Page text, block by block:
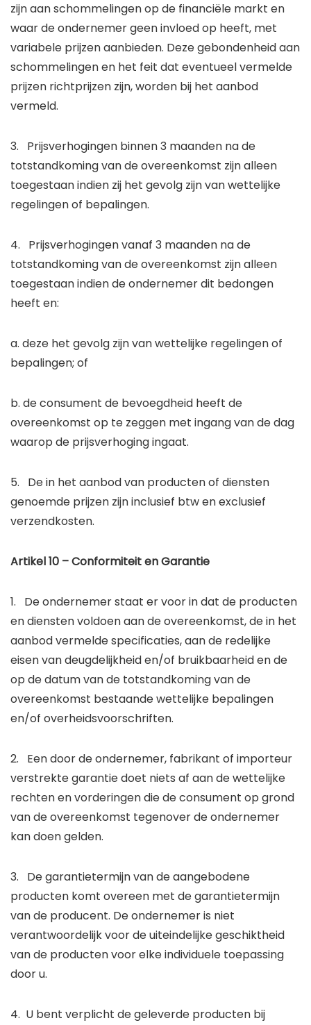
zijn aan schommelingen op de financiële markt en
waar de ondernemer geen invloed op heeft, met
variabele prijzen aanbieden. Deze gebondenheid aan
schommelingen en het feit dat eventueel vermelde
prijzen richtprijzen zijn, worden bij het aanbod
vermeld.
3. Prijsverhogingen binnen 3 maanden na de
totstandkoming van de overeenkomst zijn alleen
toegestaan indien zij het gevolg zijn van wettelijke
regelingen of bepalingen.
4. Prijsverhogingen vanaf 3 maanden na de
totstandkoming van de overeenkomst zijn alleen
toegestaan indien de ondernemer dit bedongen
heeft en:
a. deze het gevolg zijn van wettelijke regelingen of
bepalingen; of
b. de consument de bevoegdheid heeft de
overeenkomst op te zeggen met ingang van de dag
waarop de prijsverhoging ingaat.
5. De in het aanbod van producten of diensten
genoemde prijzen zijn inclusief btw en exclusief
verzendkosten.
Artikel 10 – Conformiteit en Garantie
1. De ondernemer staat er voor in dat de producten
en diensten voldoen aan de overeenkomst, de in het
aanbod vermelde specificaties, aan de redelijke
eisen van deugdelijkheid en/of bruikbaarheid en de
op de datum van de totstandkoming van de
overeenkomst bestaande wettelijke bepalingen
en/of overheidsvoorschriften.
2. Een door de ondernemer, fabrikant of importeur
verstrekte garantie doet niets af aan de wettelijke
rechten en vorderingen die de consument op grond
van de overeenkomst tegenover de ondernemer
kan doen gelden.
3. De garantietermijn van de aangebodene
producten komt overeen met de garantietermijn
van de producent. De ondernemer is niet
verantwoordelijk voor de uiteindelijke geschiktheid
van de producten voor elke individuele toepassing
door u.
4. U bent verplicht de geleverde producten bij